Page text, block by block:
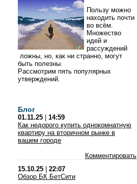
Пользу можно
находить почти
во всём.
Множество
идей и
рассуждений
ложны, но, как ни странно, могут
быть полезны.
Рассмотрим пять популярных
утверждений.
Блог
01.11.25
14:59
Как недорого купить однокомнатную
квартиру на вторичном рынке в
вашем городе
Комментировать
15.10.25
22:07
Обзор БК БетСити